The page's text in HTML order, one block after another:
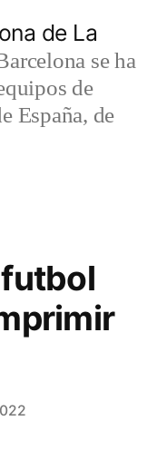
de La
se ha
de
España, de